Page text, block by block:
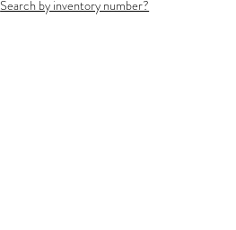
Search by inventory number?